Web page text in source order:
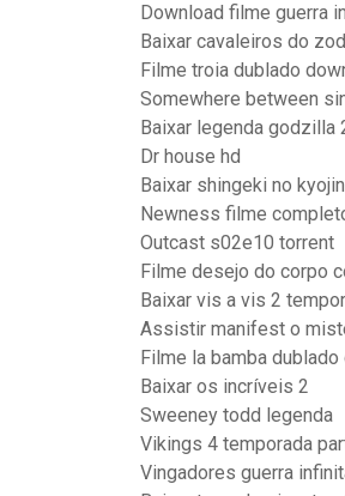
Download filme guerra
Baixar cavaleiros do
Filme troia dublado
Somewhere between
Baixar legenda godzilla
Dr house hd
Baixar shingeki no
Newness filme
Outcast s02e10 torrent
Filme desejo do corpo
Baixar vis a vis 2
Assistir manifest o
Filme la bamba
Baixar os incríveis 2
Sweeney todd legenda
Vikings 4 temporada
Vingadores guerra